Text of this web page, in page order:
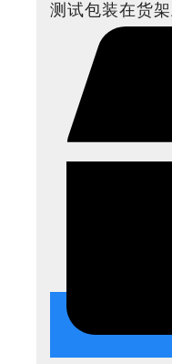
测试包装在货